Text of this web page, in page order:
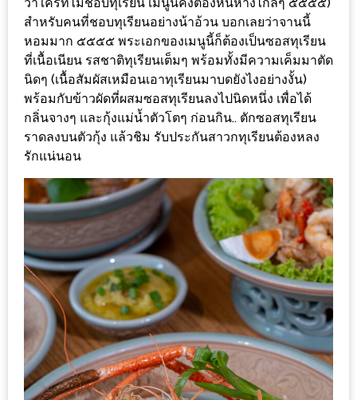
กับ
สมาชิก
ENEWS
น้า
อ้วน
ชวน
หิว
ข้าว
อะไร
เอ่ย
อร่อย
ที่สุด?
งาน
แฟร์
เรื่อง
บ้าน
สำหรับคนที่ชอบทุเรียนอย่างน้าอ้วน บอกเลยว่าจานนี้
หอมมาก ๕๕๕๕ พระเอกของเมนูนี้ก็ต้องเป็นซอสทุเรียน
ที่เนื้อเนียน รสชาติทุเรียนเต็มๆ พร้อมทั้งมีความเค็มมาตัด
นิดๆ (เนื้อสัมผัสเหมือนเอาทุเรียนมาบดยังไงอย่างงั้น)
พร้อมกับข้าวผัดที่ผสมซอสทุเรียนลงไปนิดหนึ่ง เพื่อได้
กลิ่นจางๆ และกุ้งแม่น้ำตัวโตๆ ก่อนกิน.. ตักซอสทุเรียน
ราดลงบนตัวกุ้ง แล้วชิม รับประกันสาวกทุเรียนต้องหลง
รักแน่นอน